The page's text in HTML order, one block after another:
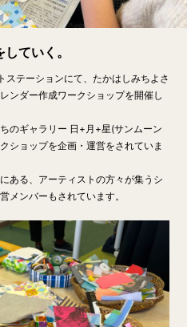
ていく。
テーションにて、たかはしみちよさ
ンダー作成ワークショップを開催し
のギャラリー 日+月+星(サンムーン
ショップを企画・運営をされていま
ある、アーティストの方々が集うシ
メンバーもされています。